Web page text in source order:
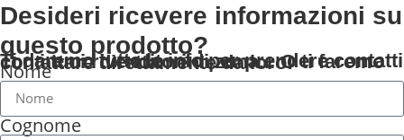
Desideri ricevere informazioni su
questo prodotto?
Ti daremo tutte le info per prendere contatti con i tuoi rivenditori di zona... O ti faremo contattare direttamente da loro!
Nome
Cognome